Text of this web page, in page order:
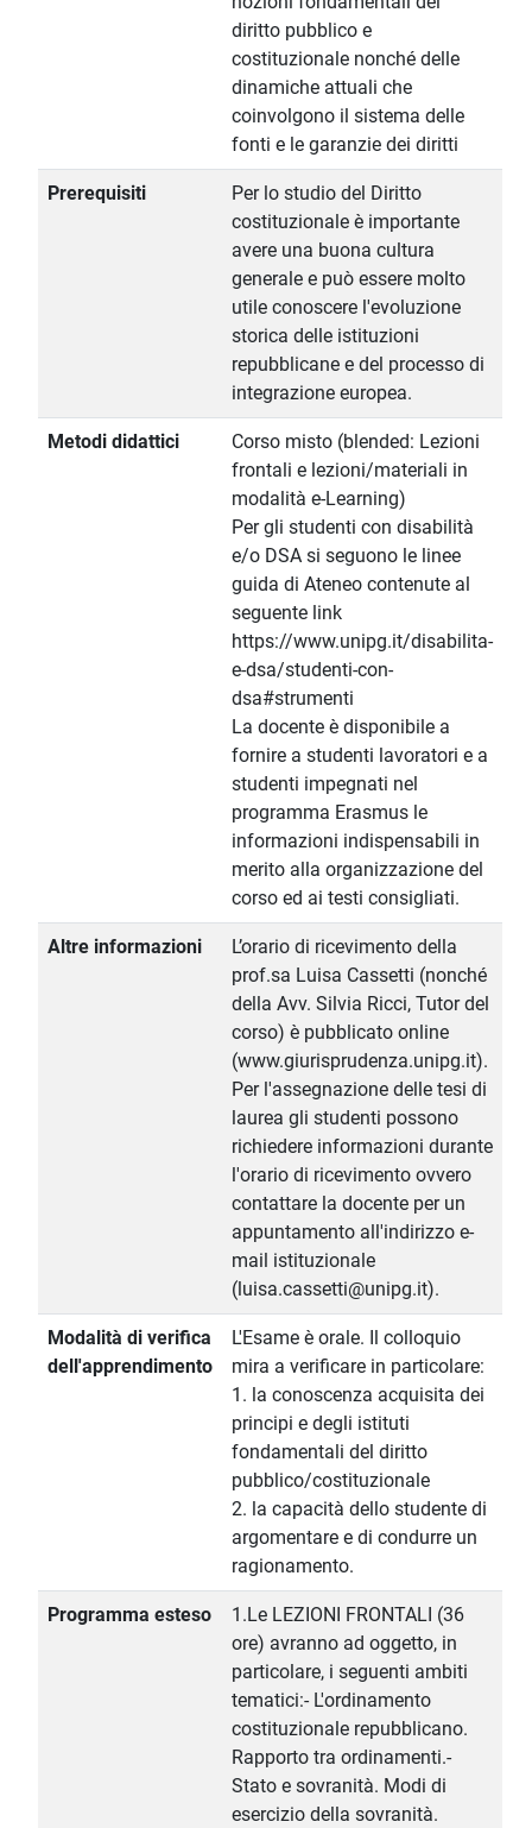
diritto pubblico e
costituzionale nonché delle
dinamiche attuali che
coinvolgono il sistema delle
fonti e le garanzie dei diritti
Prerequisiti
Per lo studio del Diritto
costituzionale è importante
avere una buona cultura
generale e può essere molto
utile conoscere l'evoluzione
storica delle istituzioni
repubblicane e del processo di
integrazione europea.
Metodi didattici
Corso misto (blended: Lezioni
frontali e lezioni/materiali in
modalità e-Learning)
Per gli studenti con disabilità
e/o DSA si seguono le linee
guida di Ateneo contenute al
seguente link
https://www.unipg.it/disabilita-
e-dsa/studenti-con-
dsa#strumenti
La docente è disponibile a
fornire a studenti lavoratori e a
studenti impegnati nel
programma Erasmus le
informazioni indispensabili in
merito alla organizzazione del
corso ed ai testi consigliati.
Altre informazioni
L’orario di ricevimento della
prof.sa Luisa Cassetti (nonché
della Avv. Silvia Ricci, Tutor del
corso) è pubblicato online
(www.giurisprudenza.unipg.it).
Per l'assegnazione delle tesi di
laurea gli studenti possono
richiedere informazioni durante
l'orario di ricevimento ovvero
contattare la docente per un
appuntamento all'indirizzo e-
mail istituzionale
(luisa.cassetti@unipg.it).
Modalità di verifica
dell'apprendimento
L'Esame è orale. Il colloquio
mira a verificare in particolare:
1. la conoscenza acquisita dei
principi e degli istituti
fondamentali del diritto
pubblico/costituzionale
2. la capacità dello studente di
argomentare e di condurre un
ragionamento.
Programma esteso
1.Le LEZIONI FRONTALI (36
ore) avranno ad oggetto, in
particolare, i seguenti ambiti
tematici:- L'ordinamento
costituzionale repubblicano.
Rapporto tra ordinamenti.-
Stato e sovranità. Modi di
esercizio della sovranità.